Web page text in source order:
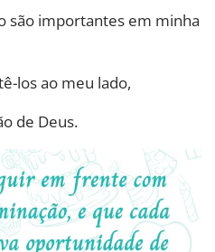
são importantes em minha
los ao meu lado,
de Deus.